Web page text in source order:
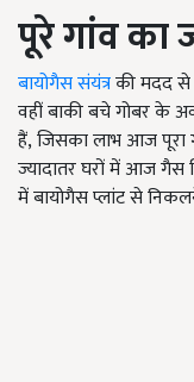
पूरे गांव का
बायोगैस संयंत्रकी मदद
वहीं बाकी बचे गोबर के
हैं, जिसका लाभ आज पूरा
ज्यादातर घरों में आज
में बायोगैस प्लांट से